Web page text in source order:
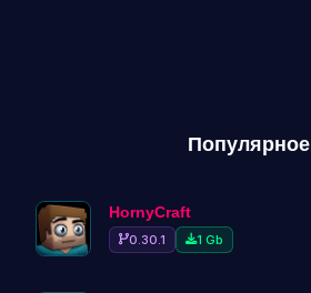
Популярное
HornyCraft
0.30.1 1 Gb